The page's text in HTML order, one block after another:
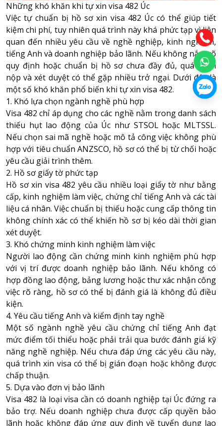
Những khó khăn khi tự xin visa 482 Úc
Việc tự chuẩn bị hồ sơ xin visa 482 Úc có thể giúp tiết
kiệm chi phí, tuy nhiên quá trình này khá phức tạp vì liên
quan đến nhiều yêu cầu về nghề nghiệp, kinh nghiệm,
tiếng Anh và doanh nghiệp bảo lãnh. Nếu không nắm rõ
quy định hoặc chuẩn bị hồ sơ chưa đầy đủ, quá trình
nộp và xét duyệt có thể gặp nhiều trở ngại. Dưới đây là
một số khó khăn phổ biến khi tự xin visa 482.
1. Khó lựa chọn ngành nghề phù hợp
Visa 482 chỉ áp dụng cho các nghề nằm trong danh sách
thiếu hụt lao động của Úc như STSOL hoặc MLTSSL.
Nếu chọn sai mã nghề hoặc mô tả công việc không phù
hợp với tiêu chuẩn ANZSCO, hồ sơ có thể bị từ chối hoặc
yêu cầu giải trình thêm.
2. Hồ sơ giấy tờ phức tạp
Hồ sơ xin visa 482 yêu cầu nhiều loại giấy tờ như bằng
cấp, kinh nghiệm làm việc, chứng chỉ tiếng Anh và các tài
liệu cá nhân. Việc chuẩn bị thiếu hoặc cung cấp thông tin
không chính xác có thể khiến hồ sơ bị kéo dài thời gian
xét duyệt.
3. Khó chứng minh kinh nghiệm làm việc
Người lao động cần chứng minh kinh nghiệm phù hợp
với vị trí được doanh nghiệp bảo lãnh. Nếu không có
hợp đồng lao động, bảng lương hoặc thư xác nhận công
việc rõ ràng, hồ sơ có thể bị đánh giá là không đủ điều
kiện.
4. Yêu cầu tiếng Anh và kiểm định tay nghề
Một số ngành nghề yêu cầu chứng chỉ tiếng Anh đạt
mức điểm tối thiểu hoặc phải trải qua bước đánh giá kỹ
năng nghề nghiệp. Nếu chưa đáp ứng các yêu cầu này,
quá trình xin visa có thể bị gián đoạn hoặc không được
chấp thuận.
5. Dựa vào đơn vị bảo lãnh
Visa 482 là loại visa cần có doanh nghiệp tại Úc đứng ra
bảo trợ. Nếu doanh nghiệp chưa được cấp quyền bảo
lãnh hoặc không đáp ứng quy định về tuyển dụng lao